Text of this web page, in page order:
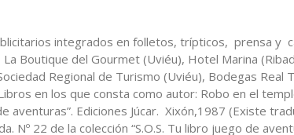
integrados en folletos, trípticos, prensa y
La Boutique del Gourmet (Uviéu), Hotel Marina
Regional de Turismo (Uviéu), Bodegas Real
en los que consta como autor: Robo en el
aventuras”. Ediciones Júcar. Xixón,1987 (Existe
Nº 22 de la colección “S.O.S. Tu libro juego de